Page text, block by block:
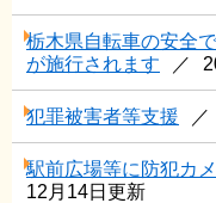
栃木県自転車の安全
が施行されます
犯罪被害者等支援
駅前広場等に防犯カ
12月14日更新